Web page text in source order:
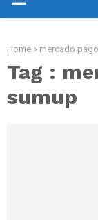
Home » mercado
Tag :
sumup